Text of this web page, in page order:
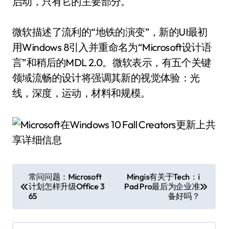
微软描述了流利的“地铁的演变”，新的UI最初
用Windows 8引入并重命名为“Microsoft设计语
言”和稍后的MDL 2.0。微软表示，有五个关键
领域流畅的设计将强调其新的视觉体验：光
线，深度，运动，材料和规模。
章
导
常问问题：Microsoft
计划怎样升级Office 3
65
Mingis有关于Tech：i
Pad Pro最后为企业准
备好吗？